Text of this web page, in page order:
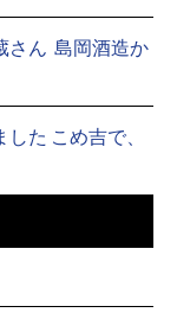
さん ⁡ 島岡酒造か
た こめ吉で、